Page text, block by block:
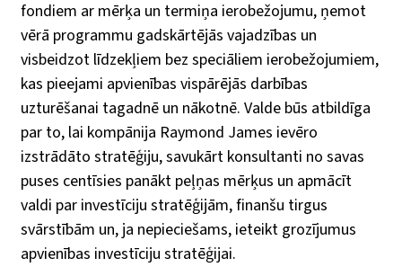
fondiem ar mērķa un termiņa ierobežojumu, ņemot
vērā programmu gadskārtējās vajadzības un
visbeidzot līdzekļiem bez speciāliem ierobežojumiem,
kas pieejami apvienības vispārējās darbības
uzturēšanai tagadnē un nākotnē. Valde būs atbildīga
par to, lai kompānija Raymond James ievēro
izstrādāto stratēģiju, savukārt konsultanti no savas
puses centīsies panākt peļņas mērķus un apmācīt
valdi par investīciju stratēģijām, finanšu tirgus
svārstībām un, ja nepieciešams, ieteikt grozījumus
apvienības investīciju stratēģijai.